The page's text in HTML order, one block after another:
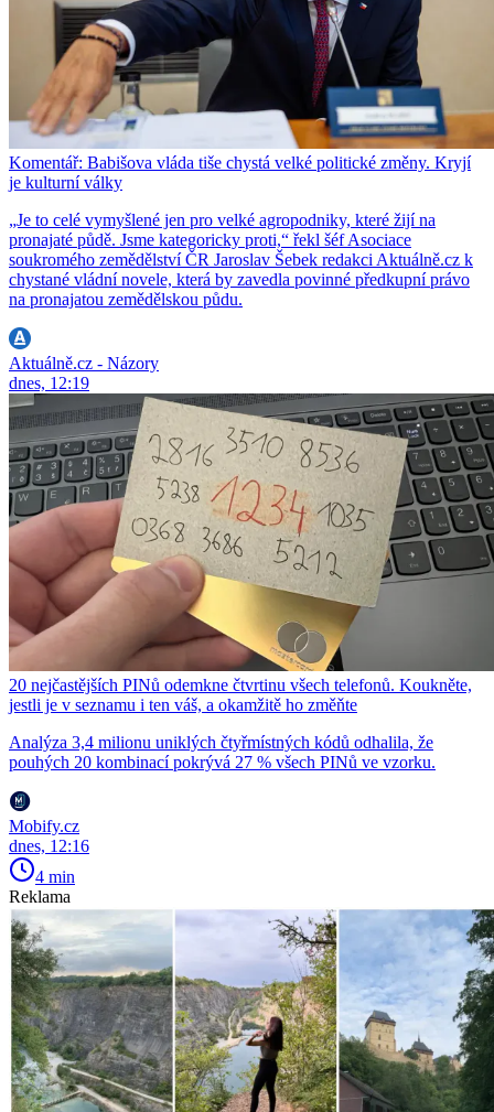
Komentář: Babišova vláda tiše chystá velké politické změny. Kryjí
je kulturní války
„Je to celé vymyšlené jen pro velké agropodniky, které žijí na
pronajaté půdě. Jsme kategoricky proti,“ řekl šéf Asociace
soukromého zemědělství ČR Jaroslav Šebek redakci Aktuálně.cz k
chystané vládní novele, která by zavedla povinné předkupní právo
na pronajatou zemědělskou půdu.
Aktuálně.cz - Názory
dnes, 12:19
20 nejčastějších PINů odemkne čtvrtinu všech telefonů. Koukněte,
jestli je v seznamu i ten váš, a okamžitě ho změňte
Analýza 3,4 milionu uniklých čtyřmístných kódů odhalila, že
pouhých 20 kombinací pokrývá 27 % všech PINů ve vzorku.
Mobify.cz
dnes, 12:16
4 min
Reklama